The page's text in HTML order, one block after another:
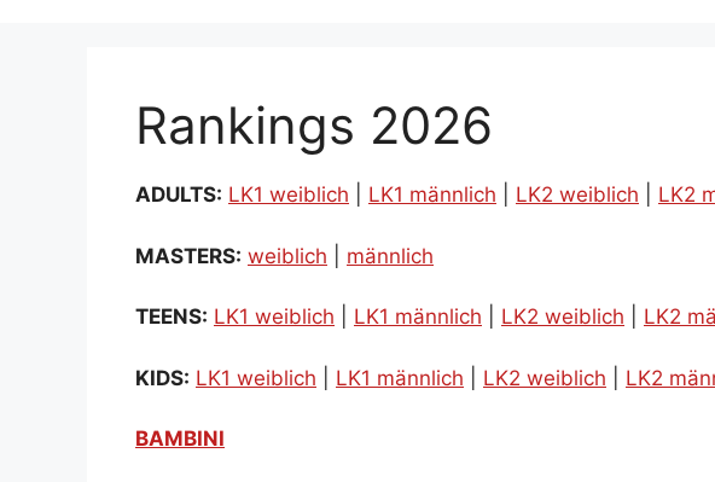
Rankings 2026
ADULTS: LK1 weiblich LK1 männlich LK2 weiblich LK2
MASTERS: weiblich männlich
TEENS: LK1 weiblich LK1 männlich LK2 weiblich LK2
KIDS: LK1 weiblich LK1 männlich LK2 weiblich LK2
BAMBINI